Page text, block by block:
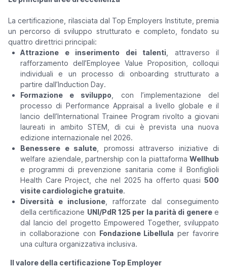
La certificazione, rilasciata dal Top Employers Institute, premia
un percorso di sviluppo strutturato e completo, fondato su
quattro direttrici principali:
Attrazione e inserimento dei talenti , attraverso il
rafforzamento dell’Employee Value Proposition, colloqui
individuali e un processo di onboarding strutturato a
partire dall’Induction Day.
Formazione e sviluppo , con l’implementazione del
processo di Performance Appraisal a livello globale e il
lancio dell’International Trainee Program rivolto a giovani
laureati in ambito STEM, di cui è prevista una nuova
edizione internazionale nel 2026.
Benessere e salute , promossi attraverso iniziative di
welfare aziendale, partnership con la piattaforma Wellhub
e programmi di prevenzione sanitaria come il Bonfiglioli
Health Care Project, che nel 2025 ha offerto quasi 500
visite cardiologiche gratuite.
Diversità e inclusione , rafforzate dal conseguimento
della certificazione UNI/PdR 125 per la parità di generee
dal lancio del progetto Empowered Together, sviluppato
in collaborazione con Fondazione Libellula per favorire
una cultura organizzativa inclusiva.
Il valore della certificazione Top Employer